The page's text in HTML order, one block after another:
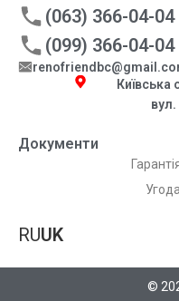
Документи
(063) 366-04-04
(099) 366-04-04
Київська
RUUK
©